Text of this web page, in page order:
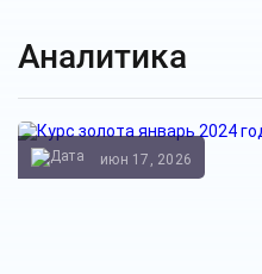
Аналитика
июн 17, 2026